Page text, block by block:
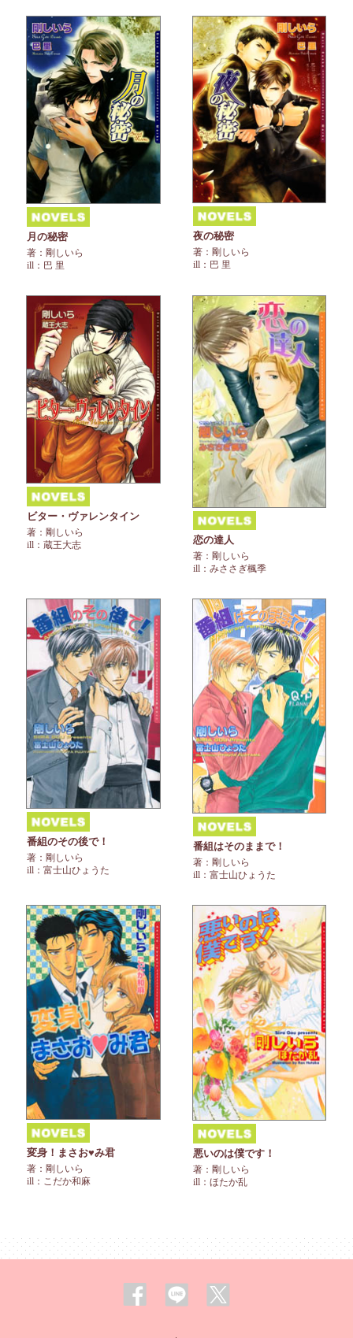
月の秘密
著：剛しいら
ill：巴 里
夜の秘密
著：剛しいら
ill：巴 里
ビター・ヴァレンタイン
著：剛しいら
ill：蔵王大志
恋の達人
著：剛しいら
ill：みささぎ楓季
番組のその後で！
著：剛しいら
ill：富士山ひょうた
番組はそのままで！
著：剛しいら
ill：富士山ひょうた
変身！まさお♥み君
著：剛しいら
ill：こだか和麻
悪いのは僕です！
著：剛しいら
ill：ほたか乱